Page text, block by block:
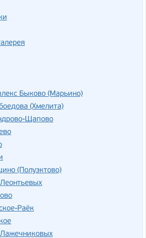
Быково (Марьино)
(Хмелита)
Щапово
(Полуэктово)
Раёк